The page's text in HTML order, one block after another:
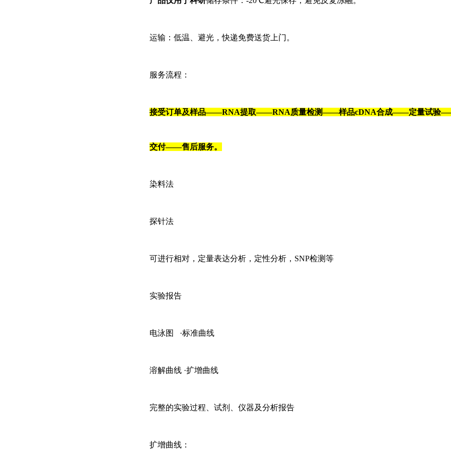
运输：低温、避光，快递免费送货上门。
服务流程：
接受订单及样品——RNA提取——RNA质量检测——样品cDNA合成——定量试验
交付——售后服务。
染料法
探针法
可进行相对，定量表达分析，定性分析， SNP检测等
实验报告
电泳图 ·标准曲线
溶解曲线 ·扩增曲线
完整的实验过程、试剂、仪器及分析报告
扩增曲线：